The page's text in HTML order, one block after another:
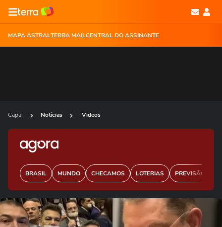
MAPA ASTRALTERRA MAILCENTRAL DO ASSINANTE
Capa Notícias Videos
BRASIL MUNDO CHECAMOS LOTERIAS PREVISÃO DO
Ops!